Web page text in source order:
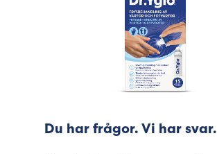
Du har frågor. Vi har svar.